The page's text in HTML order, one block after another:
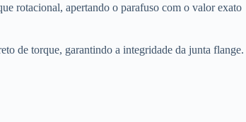
rotacional, apertando o parafuso com o valor exato
de torque, garantindo a integridade da junta flange.